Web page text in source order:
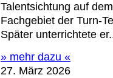
Talentsichtung auf
Fachgebiet der Turn-
Später unterrichtete
» mehr dazu «
27. März 2026